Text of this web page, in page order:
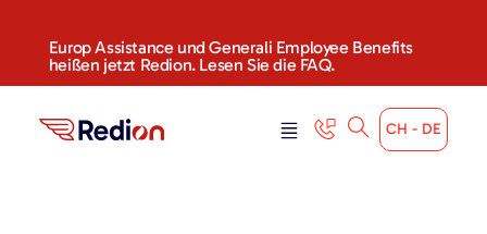
Europ Assistance und Generali Employee Benefits
heißen jetzt Redion. Lesen Sie die FAQ.
CH - DE